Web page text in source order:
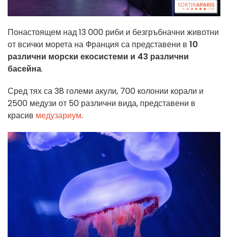
Понастоящем над 13 000 риби и безгръбначни животни
от всички морета на Франция са представени в 10
различни морски екосистеми и 43 различни
басейна.
Сред тях са 38 големи акули, 700 колонии корали и
2500 медузи от 50 различни вида, представени в
красив медузариум.